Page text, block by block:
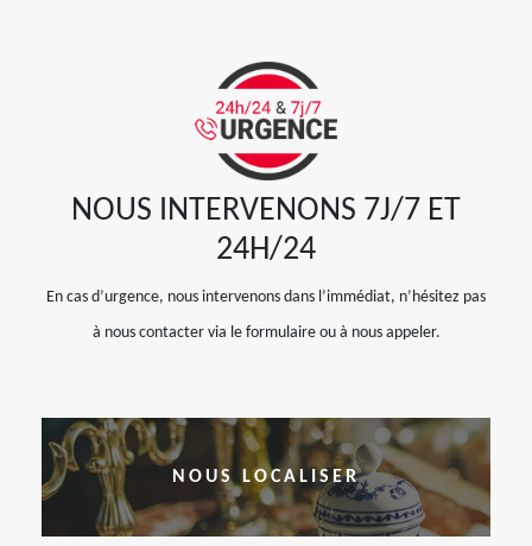
NOUS INTERVENONS 7J/7 ET
24H/24
En cas d’urgence, nous intervenons dans l’immédiat, n’hésitez pas
à nous contacter via le formulaire ou à nous appeler.
NOUS LOCALISER